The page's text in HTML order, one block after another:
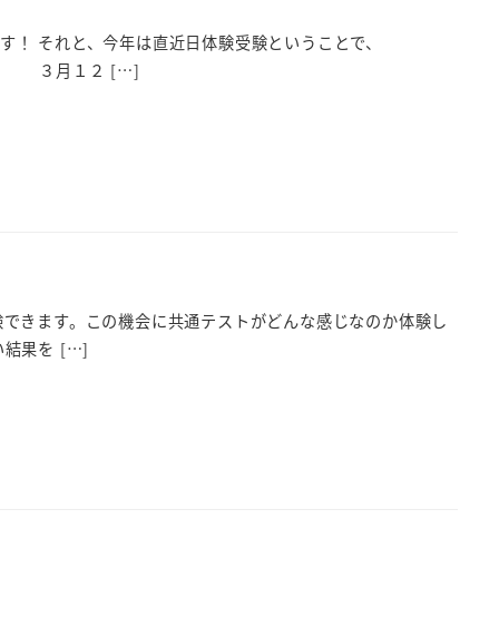
それと、今年は直近日体験受験ということで、
１２ […]
きます。この機会に共通テストがどんな感じなのか体験し
結果を […]